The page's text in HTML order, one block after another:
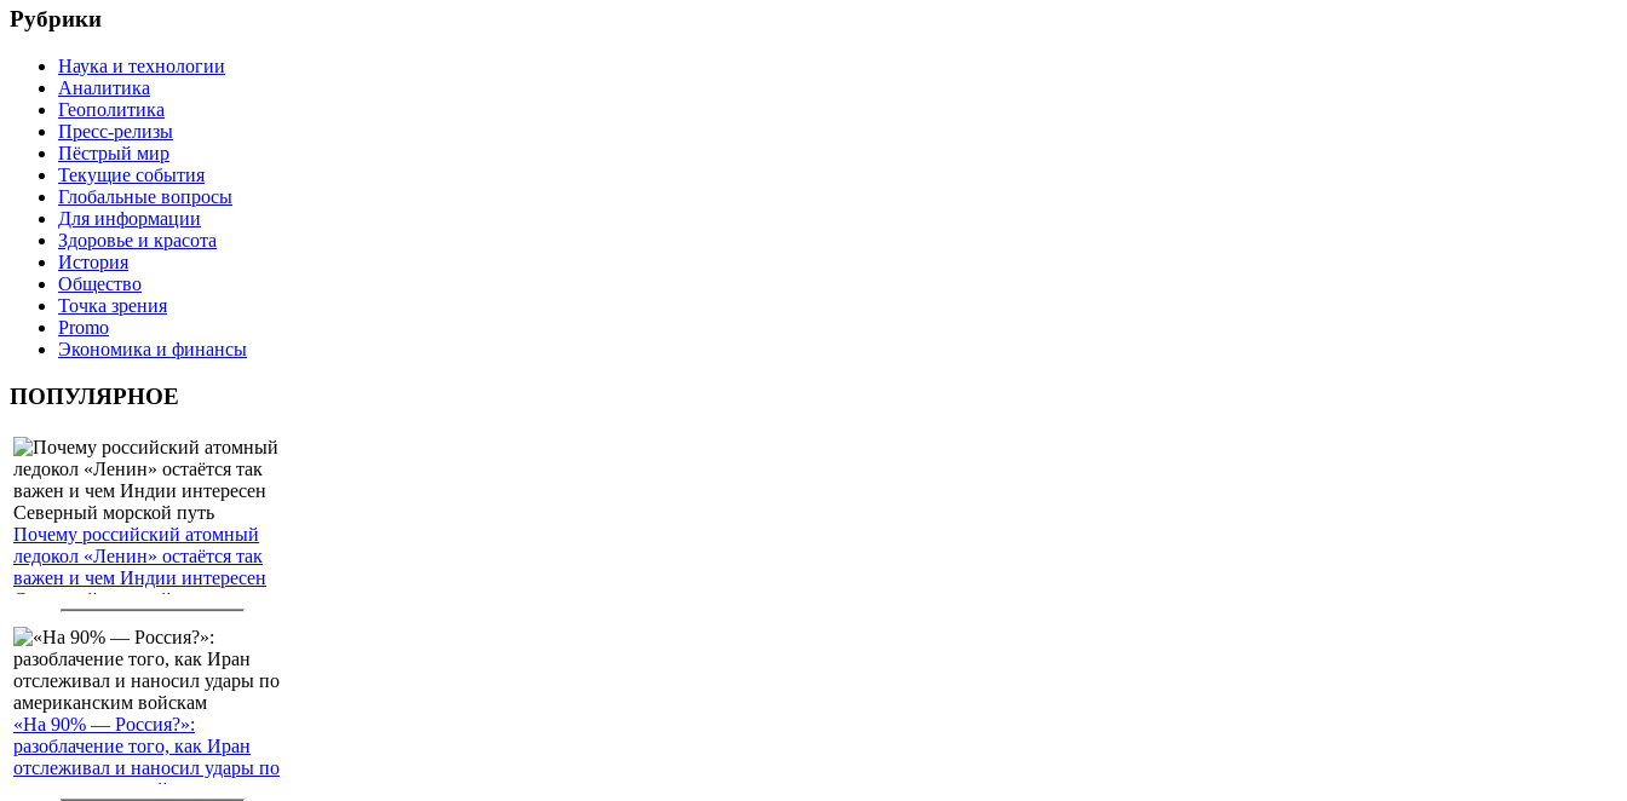
Рубрики
Наука и технологии
Аналитика
Геополитика
Пресс-релизы
Пёстрый мир
Текущие события
Глобальные вопросы
Для информации
Здоровье и красота
История
Общество
Точка зрения
Promo
Экономика и финансы
ПОПУЛЯРНОЕ
Почему российский атомный
ледокол «Ленин» остаётся так
важен и чем Индии интересен
Северный морской путь
«На 90% — Россия?»:
разоблачение того, как Иран
отслеживал и наносил удары по
американским войскам